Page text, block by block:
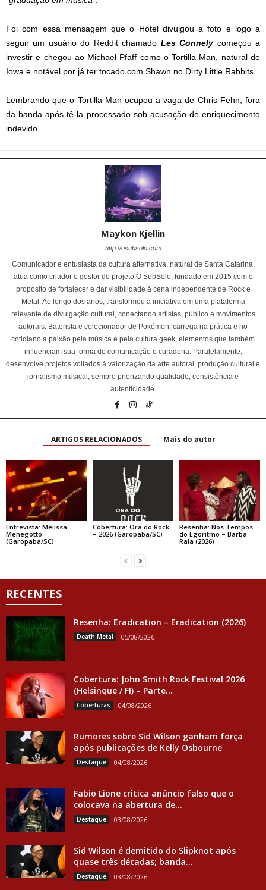
Foi com essa mensagem que o Hotel divulgou a foto e logo a
seguir um usuário do Reddit chamado Les Connelycomeçou a
investir e chegou ao Michael Pfaff como o Tortilla Man, natural de
Iowa e notável por já ter tocado com Shawn no Dirty Little Rabbits.
Lembrando que o Tortilla Man ocupou a vaga de Chris Fehn, fora
da banda após tê-la processado sob acusação de enriquecimento
indevido.
Maykon Kjellin
http://osubsolo.com
Comunicador e entusiasta da cultura alternativa, natural de Santa Catarina,
atua como criador e gestor do projeto O SubSolo, fundado em 2015 com o
propósito de fortalecer e dar visibilidade à cena independente de Rock e
Metal. Ao longo dos anos, transformou a iniciativa em uma plataforma
relevante de divulgação cultural, conectando artistas, público e movimentos
autorais. Baterista e colecionador de Pokémon, carrega na prática e no
cotidiano a paixão pela música e pela cultura geek, elementos que também
influenciam sua forma de comunicação e curadoria. Paralelamente,
desenvolve projetos voltados à valorização da arte autoral, produção cultural e
jornalismo musical, sempre priorizando qualidade, consistência e
autenticidade.
ARTIGOS RELACIONADOS Mais do autor
Entrevista: Melissa
Menegotto
(Garopaba/SC)
Cobertura: Ora do Rock
– 2026 (Garopaba/SC)
Resenha: Nos Tempos
do Egoritmo – Barba
Rala (2026)
RECENTES
Resenha: Eradication – Eradication (2026)
Death Metal 05/08/2026
Cobertura: John Smith Rock Festival 2026
(Helsinque / FI) – Parte...
Coberturas 04/08/2026
Rumores sobre Sid Wilson ganham força
após publicações de Kelly Osbourne
Destaque 04/08/2026
Fabio Lione critica anúncio falso que o
colocava na abertura de...
Destaque 03/08/2026
Sid Wilson é demitido do Slipknot após
quase três décadas; banda...
Destaque 03/08/2026